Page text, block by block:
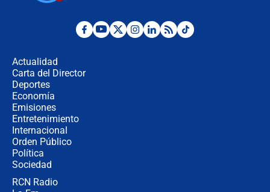
Posesión de Abelardo De La Espriella
Actualidad
Carta del Director
Deportes
Economía
Emisiones
Entretenimiento
Internacional
Orden Público
Política
Sociedad
RCN Radio